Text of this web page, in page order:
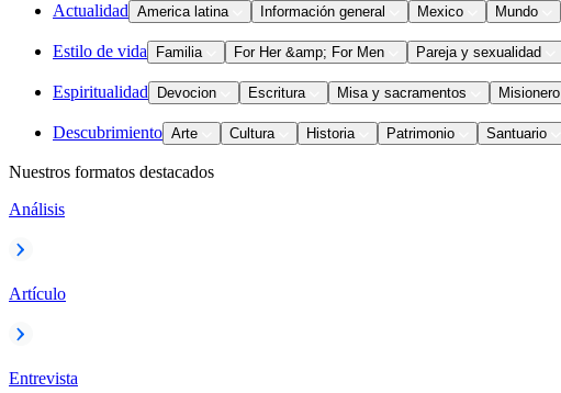
Actualidad America latina Información general Mexico Mundo
Estilo de vida Familia For Her &amp; For Men Pareja y sexualidad
Espiritualidad Devocion Escritura Misa y sacramentos Misionero
Descubrimiento Arte Cultura Historia Patrimonio Santuario
Nuestros formatos destacados
Análisis
Artículo
Entrevista